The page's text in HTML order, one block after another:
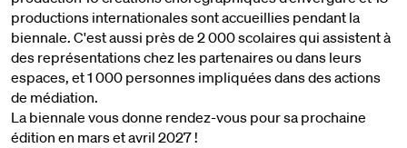
productions internationales sont accueillies pendant la
biennale. C'est aussi près de 2 000 scolaires qui assistent à
des représentations chez les partenaires ou dans leurs
espaces, et 1 000 personnes impliquées dans des actions
de médiation.
La biennale vous donne rendez-vous pour sa prochaine
édition en mars et avril 2027 !